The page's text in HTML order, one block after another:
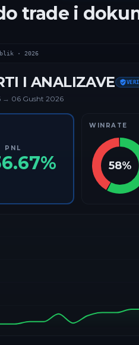
trade i
· 2026
I ANALIZAVE
→ 06 Gusht 2026
PNL
%
WINRATE
58%